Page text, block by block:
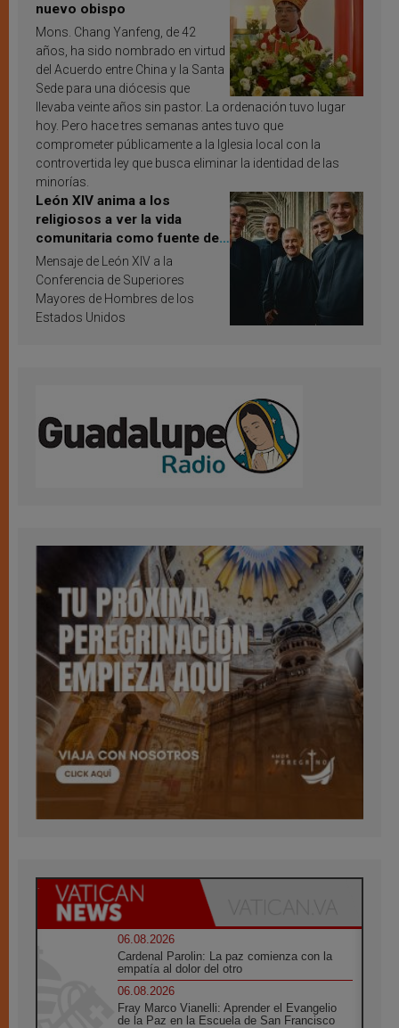
nuevo obispo
Mons. Chang Yanfeng, de 42
años, ha sido nombrado en virtud
del Acuerdo entre China y la Santa
Sede para una diócesis que
llevaba veinte años sin pastor. La ordenación tuvo lugar
hoy. Pero hace tres semanas antes tuvo que
comprometer públicamente a la Iglesia local con la
controvertida ley que busca eliminar la identidad de las
minorías.
León XIV anima a los
religiosos a ver la vida
comunitaria como fuente de
inspiración y santificación
Mensaje de León XIV a la
Conferencia de Superiores
Mayores de Hombres de los
Estados Unidos
06.08.2026
Cardenal Parolin: La paz comienza con la
empatía al dolor del otro
06.08.2026
Fray Marco Vianelli: Aprender el Evangelio
de la Paz en la Escuela de San Francisco